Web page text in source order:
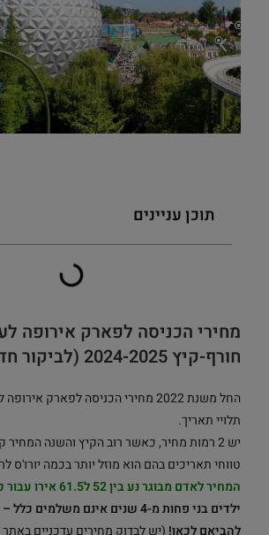
תוכן עניינים
מחירי הכניסה לפארק אירופה
חורף-קיץ 2024-2025 (לביקור חד יומי)
החל משנת 2022 מחירי הכניסה לפארק
תלויי תאריך.
יש 2 רמות מחיר, כאשר רוב הקיץ והשנה
טווחי תאריכים בהם הוא מוזל יותר בכמה יורו'ס
המחיר לאדם מבוגר נע בין 52 ל61.5 אירו עבור כרטיס לאדם בוגר.
ילדים בני פחות מ-4 שנים אינם
להביאם לכאן! (יש לבדוק מחירים עדכניים